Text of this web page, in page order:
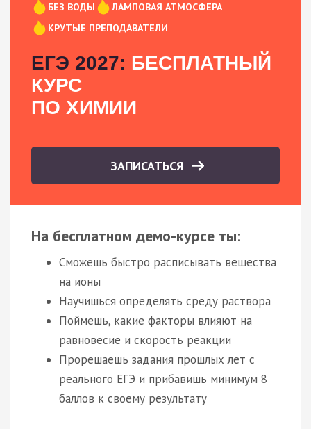
БЕЗ ВОДЫ
ЛАМПОВАЯ АТМОСФЕРА
КРУТЫЕ ПРЕПОДАВАТЕЛИ
ЕГЭ 2027: БЕСПЛАТНЫЙ
КУРС
ПО ХИМИИ
ЗАПИСАТЬСЯ
На бесплатном демо-курсе ты:
Сможешь быстро расписывать вещества
на ионы
Научишься определять среду раствора
Поймешь, какие факторы влияют на
равновесие и скорость реакции
Прорешаешь задания прошлых лет с
реального ЕГЭ и прибавишь минимум 8
баллов к своему результату